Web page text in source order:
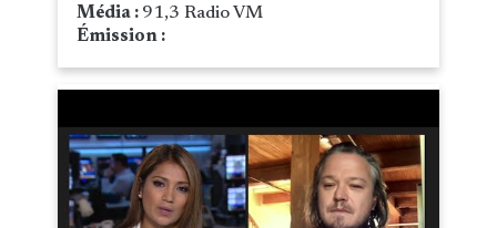
Média : 91,3 Radio VM
Émission :